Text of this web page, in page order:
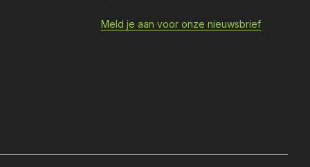
Meld je aan voor onze nieuwsbrief